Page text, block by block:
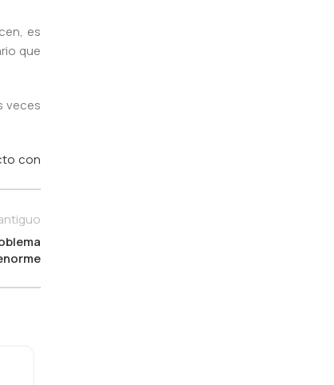
es
que
veces
con